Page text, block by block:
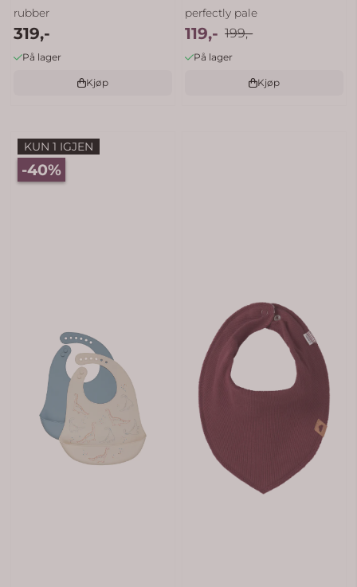
rubber
319,-
På lager
Kjøp
perfectly pale
119,- 199,-
På lager
Kjøp
KUN 1 IGJEN
-40%